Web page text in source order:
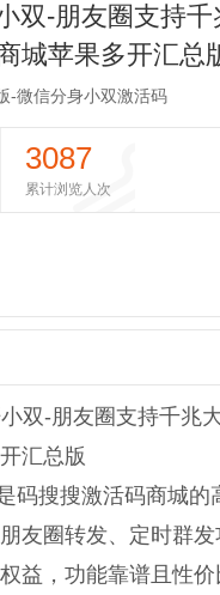
双-朋友圈支持千
城苹果多开汇总
-微信分身小双激活码
3087
累计浏览人次
双-朋友圈支持千兆
汇总版
码搜搜激活码商城的
友圈转发、定时群
益，功能靠谱且性